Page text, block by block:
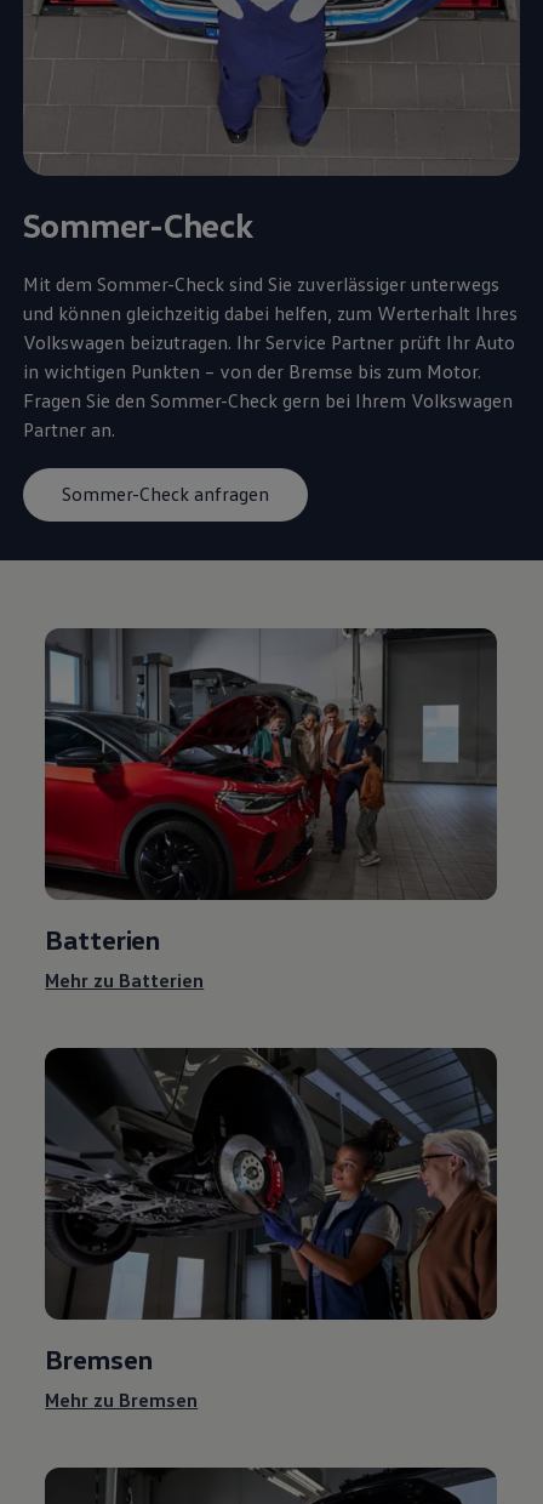
Sommer-Check
Mit dem Sommer-Check sind Sie zuverlässiger unterwegs
und können gleichzeitig dabei helfen, zum Werterhalt Ihres
Volkswagen beizutragen. Ihr Service Partner prüft Ihr Auto
in wichtigen Punkten – von der Bremse bis zum Motor.
Fragen Sie den Sommer-Check gern bei Ihrem Volkswagen
Partner an.
Sommer-Check anfragen
Batterien
Mehr zu Batterien
Bremsen
Mehr zu Bremsen